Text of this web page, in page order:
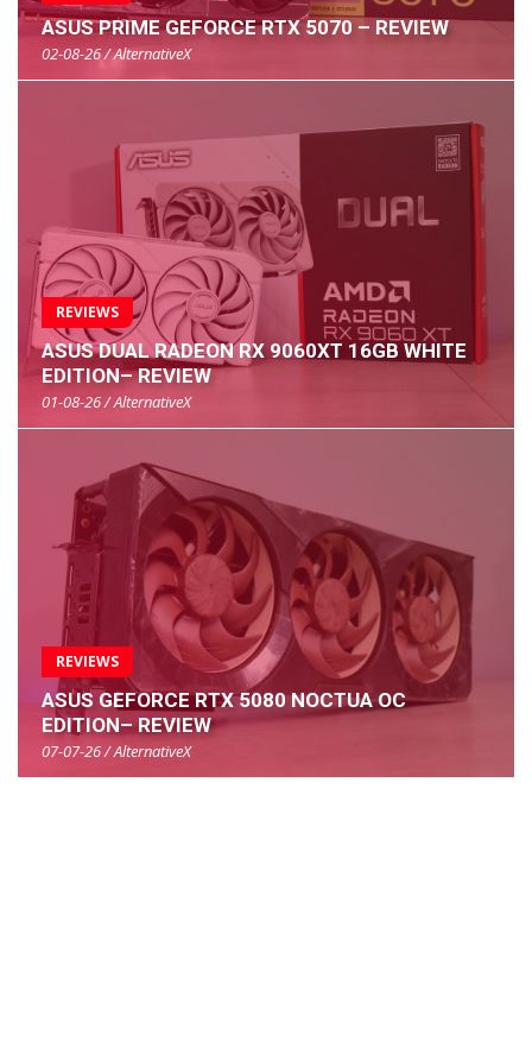
ASUS PRIME GEFORCE RTX 5070 – REVIEW
02-08-26 / AlternativeX
REVIEWS
ASUS DUAL RADEON RX 9060XT 16GB WHITE
EDITION– REVIEW
01-08-26 / AlternativeX
REVIEWS
ASUS GEFORCE RTX 5080 NOCTUA OC
EDITION– REVIEW
07-07-26 / AlternativeX